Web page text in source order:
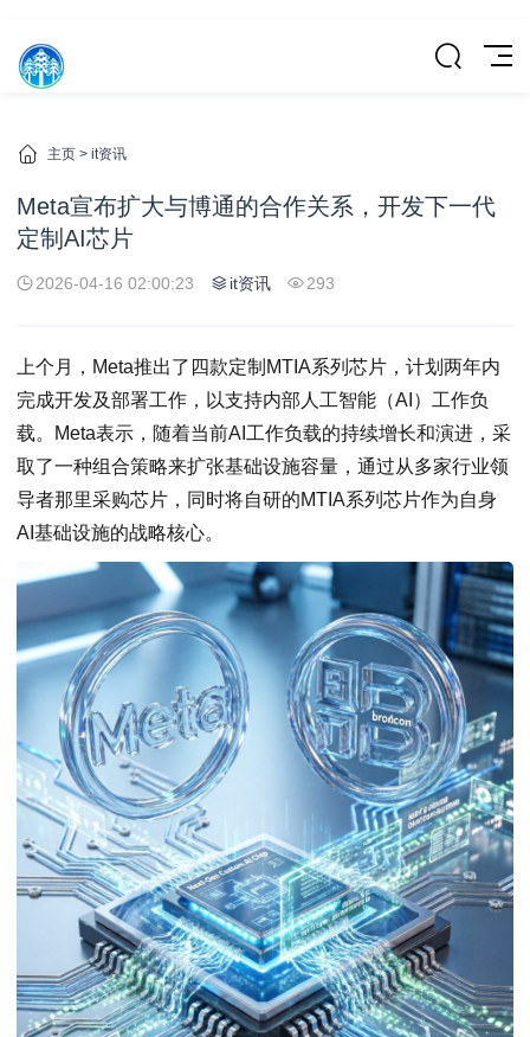
主页 > it资讯
Meta宣布扩大与博通的合作关系，开发下一代
定制AI芯片
2026-04-16 02:00:23 it资讯 293
上个月，Meta推出了四款定制MTIA系列芯片，计划两年内
完成开发及部署工作，以支持内部人工智能（AI）工作负
载。Meta表示，随着当前AI工作负载的持续增长和演进，采
取了一种组合策略来扩张基础设施容量，通过从多家行业领
导者那里采购芯片，同时将自研的MTIA系列芯片作为自身
AI基础设施的战略核心。